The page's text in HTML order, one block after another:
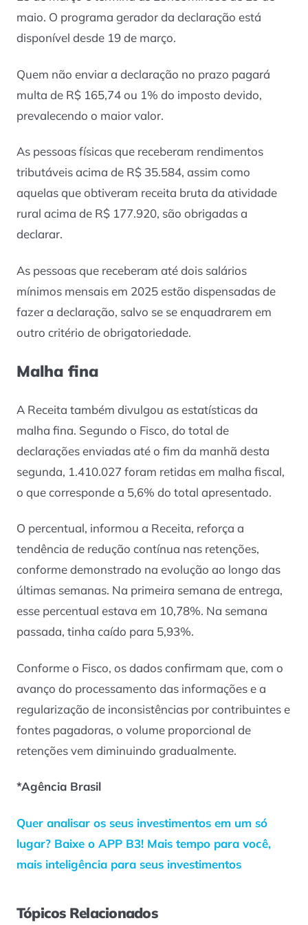
maio. O programa gerador da declaração está
disponível desde 19 de março.
Quem não enviar a declaração no prazo pagará
multa de R$ 165,74 ou 1% do imposto devido,
prevalecendo o maior valor.
As pessoas físicas que receberam rendimentos
tributáveis acima de R$ 35.584, assim como
aquelas que obtiveram receita bruta da atividade
rural acima de R$ 177.920, são obrigadas a
declarar.
As pessoas que receberam até dois salários
mínimos mensais em 2025 estão dispensadas de
fazer a declaração, salvo se se enquadrarem em
outro critério de obrigatoriedade.
Malha fina
A Receita também divulgou as estatísticas da
malha fina. Segundo o Fisco, do total de
declarações enviadas até o fim da manhã desta
segunda, 1.410.027 foram retidas em malha fiscal,
o que corresponde a 5,6% do total apresentado.
O percentual, informou a Receita, reforça a
tendência de redução contínua nas retenções,
conforme demonstrado na evolução ao longo das
últimas semanas. Na primeira semana de entrega,
esse percentual estava em 10,78%. Na semana
passada, tinha caído para 5,93%.
Conforme o Fisco, os dados confirmam que, com o
avanço do processamento das informações e a
regularização de inconsistências por contribuintes e
fontes pagadoras, o volume proporcional de
retenções vem diminuindo gradualmente.
*Agência Brasil
Quer analisar os seus investimentos em um só
lugar? Baixe o APP B3! Mais tempo para você,
mais inteligência para seus investimentos
Tópicos Relacionados